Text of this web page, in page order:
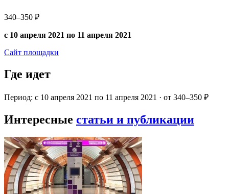
340–350 ₽
с 10 апреля 2021 по 11 апреля 2021
Сайт площадки
Где идет
Период: с 10 апреля 2021 по 11 апреля 2021 · от 340–350 ₽
Интересные статьи и публикации